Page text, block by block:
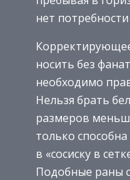
нет
носить без
необходимо
Нельзя брать
размеров
только
в «сосиску в
Подобные раны